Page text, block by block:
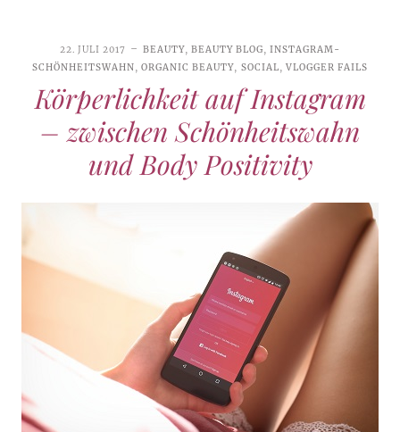
22. JULI 2017 BEAUTY, BEAUTY BLOG,INSTAGRAM-
SCHÖNHEITSWAHN,ORGANIC BEAUTY, SOCIAL, VLOGGER FAILS
Körperlichkeit auf Instagram
– zwischen Schönheitswahn
und Body Positivity